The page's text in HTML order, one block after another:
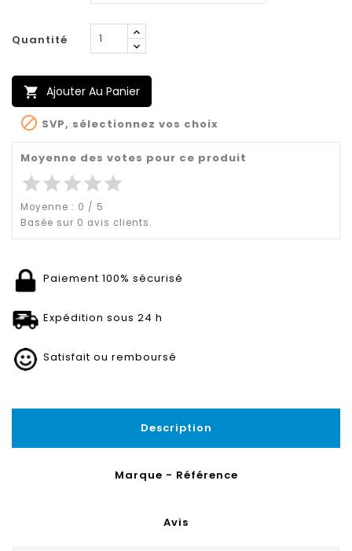
Quantité
 Ajouter Au Panier
 SVP, sélectionnez vos choix
Moyenne des votes pour ce produit
starstarstarstarstar
Moyenne : 0 / 5
Basée sur 0 avis clients.
Paiement 100% sécurisé
Expédition sous 24 h
Satisfait ou remboursé
Description
Marque - Référence
Avis